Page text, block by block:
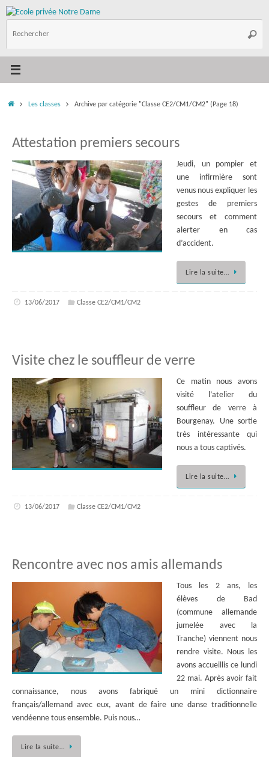
Passer
au
contenu
AccueilLes classes Archive par catégorie "Classe CE2/CM1/CM2" (Page 18)
Attestation premiers secours
Jeudi, un pompier et
une infirmière sont
venus nous expliquer les
gestes de premiers
secours et comment
alerter en cas
d’accident.
Lire la suite…
13/06/2017 Classe CE2/CM1/CM2
Visite chez le souffleur de verre
Ce matin nous avons
visité l’atelier du
souffleur de verre à
Bourgenay. Une sortie
très intéressante qui
nous a tous captivés.
Lire la suite…
13/06/2017 Classe CE2/CM1/CM2
Rencontre avec nos amis allemands
Tous les 2 ans, les
élèves de Bad
(commune allemande
jumelée avec la
Tranche) viennent nous
rendre visite. Nous les
avons accueillis ce lundi
22 mai. Après avoir fait
connaissance, nous avons fabriqué un mini dictionnaire
français/allemand avec eux, avant de faire une danse traditionnelle
vendéenne tous ensemble. Puis nous…
Lire la suite…